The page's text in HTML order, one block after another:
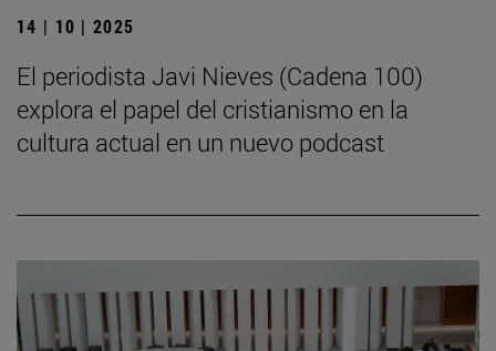
14 | 10 | 2025
El periodista Javi Nieves (Cadena 100)
explora el papel del cristianismo en la
cultura actual en un nuevo podcast